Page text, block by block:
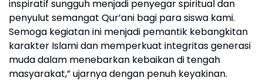
inspiratif sungguh menjadi penyegar spiritual dan
penyulut semangat Qur’ani bagi para siswa kami.
Semoga kegiatan ini menjadi pemantik kebangkitan
karakter Islami dan memperkuat integritas generasi
muda dalam menebarkan kebaikan di tengah
masyarakat,” ujarnya dengan penuh keyakinan.